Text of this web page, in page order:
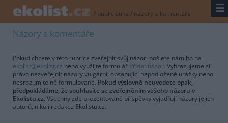
/ publicistika / názory a komentáře ☰
Názory a komentáře
Pokud chcete v této rubrice zveřejnit svůj názor, pošlete nám ho na
ekolist@ekolist.cz nebo využijte formulář Přidat názor. Vyhrazujeme si
právo nezveřejnit názory vulgární, obsahující nepodložené urážky nebo
nesrozumitelně formulované. Pokud výslovně neuvedete opak,
předpokládáme, že souhlasíte se zveřejněním vašeho názoru v
Ekolistu.cz. Všechny zde prezentované příspěvky vyjadřují názory jejich
autorů, nikoli redakce Ekolistu.cz.